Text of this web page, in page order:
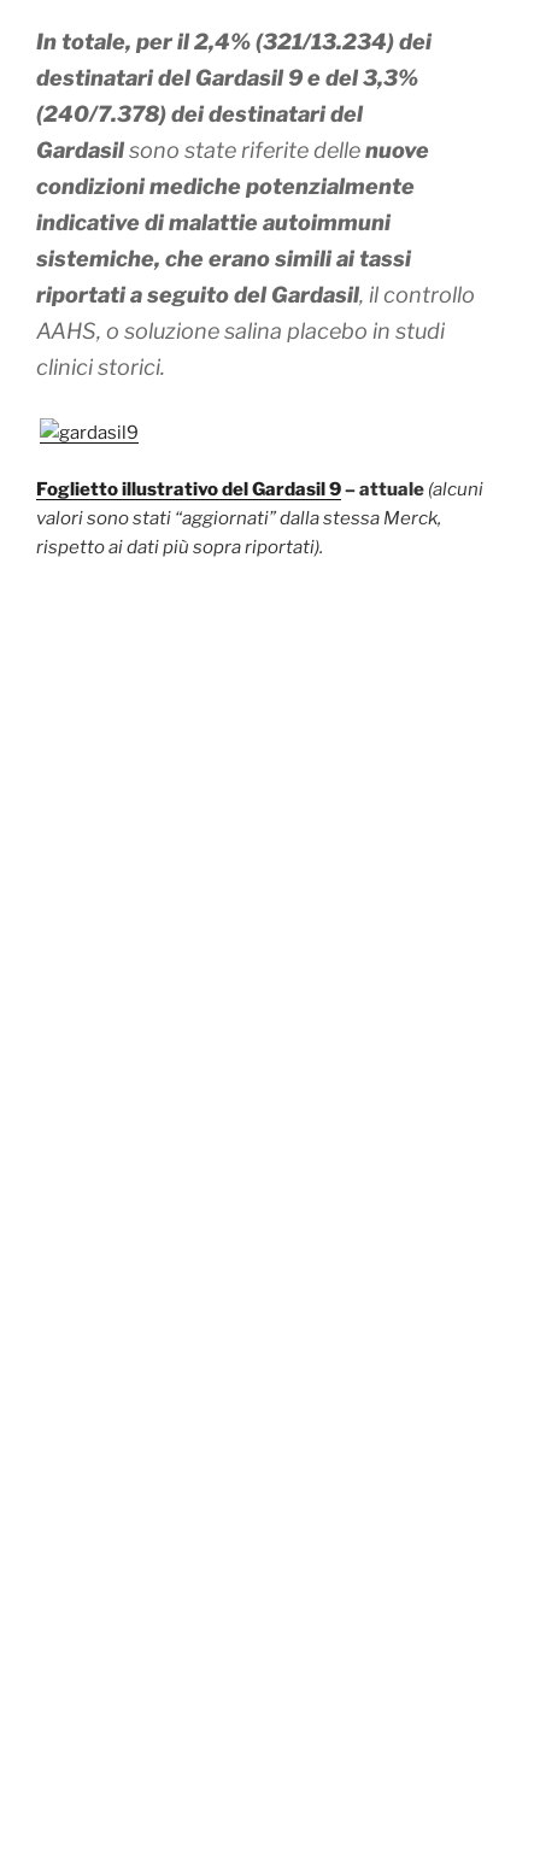
In totale, per il 2,4% (321/13.234) dei
destinatari del Gardasil 9 e del 3,3%
(240/7.378) dei destinatari del
Gardasilsono state riferite dellenuove
condizioni mediche potenzialmente
indicative di malattie autoimmuni
sistemiche, che erano simili ai tassi
riportati a seguito del Gardasil, il controllo
AAHS, o soluzione salina placebo in studi
clinici storici.
Foglietto illustrativo del Gardasil 9– attuale (alcuni
valori sono stati “aggiornati” dalla stessa Merck,
rispetto ai dati più sopra riportati).